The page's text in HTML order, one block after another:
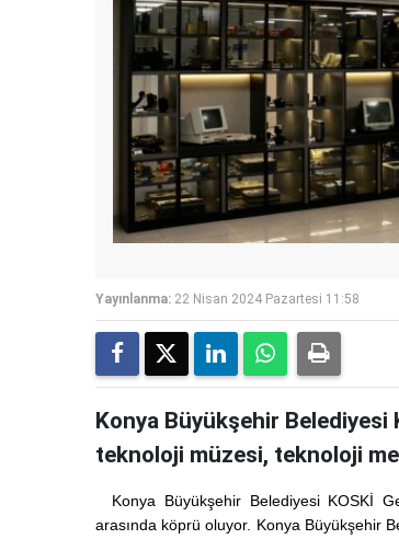
Yayınlanma: 22 Nisan 2024 Pazartesi 11:58
Konya Büyükşehir
teknoloji müzesi, teknoloji
Konya Büyükşehir Belediyesi KOSKİ
arasında köprü oluyor. Konya Büyükşehir